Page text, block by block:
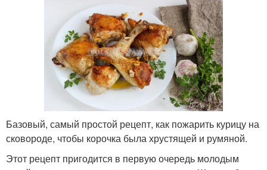
Базовый, самый простой рецепт, как пожарить курицу на
сковороде, чтобы корочка была хрустящей и румяной.
Этот рецепт пригодится в первую очередь молодым